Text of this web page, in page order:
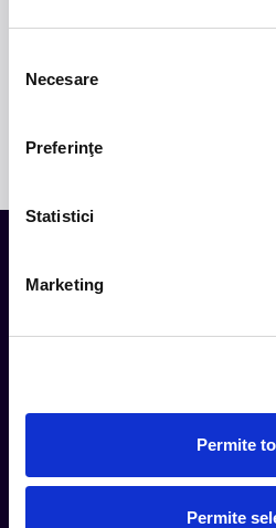
consimțământului
Necesare
Preferinţe
Statistici
Marketing
Permite
Permite
originală a celebrului grup
dedicat celor 50 de ani de
Tot ce te
inbox.
Aboneaza-te la newsletter-ul nostru,